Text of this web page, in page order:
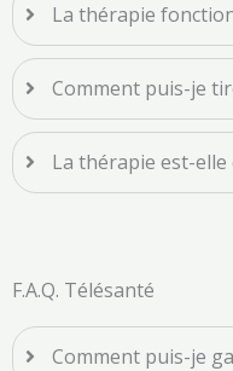
La thérapie
Comment puis-je
La thérapie est-
F.A.Q. Télésanté
Comment puis-je